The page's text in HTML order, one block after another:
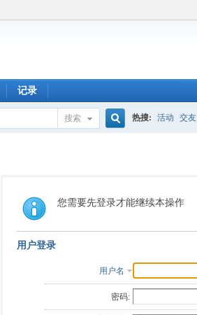
记录
搜索
索
热搜: 活动 交友
您需要先登录才能继续本操作
用户登录
用户名
密码: